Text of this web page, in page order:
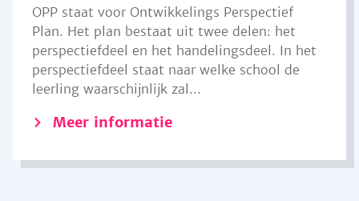
OPP staat voor Ontwikkelings Perspectief
Plan. Het plan bestaat uit twee delen: het
perspectiefdeel en het handelingsdeel. In het
perspectiefdeel staat naar welke school de
leerling waarschijnlijk zal...
Meer informatie